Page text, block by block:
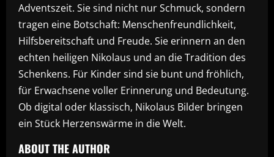
Adventszeit. Sie sind nicht nur Schmuck, sondern
tragen eine Botschaft: Menschenfreundlichkeit,
Hilfsbereitschaft und Freude. Sie erinnern an den
echten heiligen Nikolaus und an die Tradition des
Schenkens. Für Kinder sind sie bunt und fröhlich,
für Erwachsene voller Erinnerung und Bedeutung.
Ob digital oder klassisch, Nikolaus Bilder bringen
ein Stück Herzenswärme in die Welt.
ABOUT THE AUTHOR